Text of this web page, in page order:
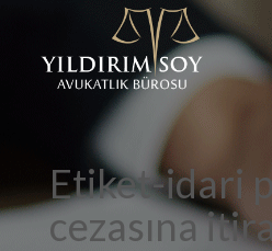
Etiket-idari
cezasına